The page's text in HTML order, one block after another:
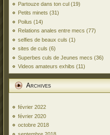
Partouze dans ton cul (19)
Petits minets (31)
Poilus (14)
Relations anales entre mecs (77)
selfies de beaux culs (1)
sites de culs (6)
Superbes culs de Jeunes mecs (36)
Videos amateurs exhibs (11)
Archives
février 2022
février 2020
octobre 2018